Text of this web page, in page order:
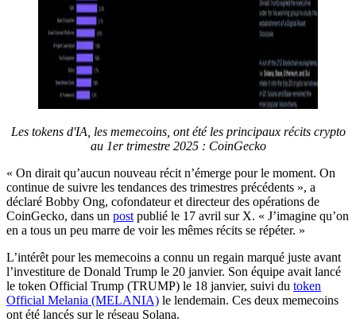
Les tokens d'IA, les memecoins, ont été les principaux récits crypto
au 1er trimestre 2025 : CoinGecko
« On dirait qu’aucun nouveau récit n’émerge pour le moment. On
continue de suivre les tendances des trimestres précédents », a
déclaré Bobby Ong, cofondateur et directeur des opérations de
CoinGecko, dans un post publié le 17 avril sur X. « J’imagine qu’on
en a tous un peu marre de voir les mêmes récits se répéter. »
L’intérêt pour les memecoins a connu un regain marqué juste avant
l’investiture de Donald Trump le 20 janvier. Son équipe avait lancé
le token Official Trump (TRUMP) le 18 janvier, suivi du token
Official Melania (MELANIA) le lendemain. Ces deux memecoins
ont été lancés sur le réseau Solana.